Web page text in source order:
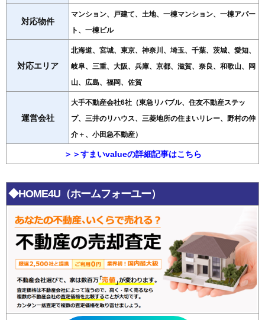
対応物件
マンション、戸建て、土地、一棟マンション、一棟アパー
ト、一棟ビル
対応エリア
北海道、宮城、東京、神奈川、埼玉、千葉、茨城、愛知、
岐阜、三重、大阪、兵庫、京都、滋賀、奈良、和歌山、岡
山、広島、福岡、佐賀
運営会社
大手不動産会社6社（東急リバブル、住友不動産ステッ
プ、三井のリハウス、三菱地所の住まいリレー、野村の仲
介＋、小田急不動産）
＞＞すまいvalueの詳細記事はこちら
◆HOME4U（ホームフォーユー）